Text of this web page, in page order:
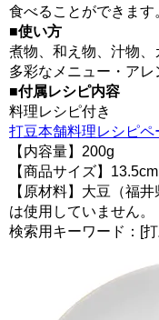
食べることができます
■使い方
煮物、和え物、汁物、
多彩なメニュー・アレ
■付属レシピ内容
料理レシピ付き
打豆本舗料理レシピペ
【内容量】200g
【商品サイズ】
【原材料】大豆（福
は使用していません。
検索用キーワード：[